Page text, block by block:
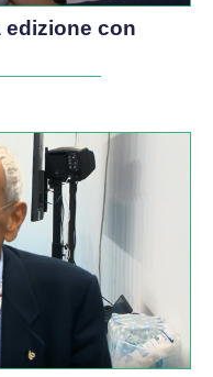
edizione con